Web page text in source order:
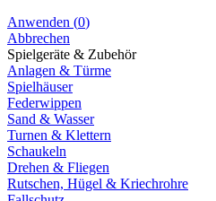
Anwenden (0)
Abbrechen
Spielgeräte & Zubehör
Anlagen & Türme
Spielhäuser
Federwippen
Sand & Wasser
Turnen & Klettern
Schaukeln
Drehen & Fliegen
Rutschen, Hügel & Kriechrohre